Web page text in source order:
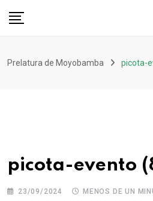
Prelatura de Moyobamba picota-
picota-evento
23/09/2024
MENOS DE UN